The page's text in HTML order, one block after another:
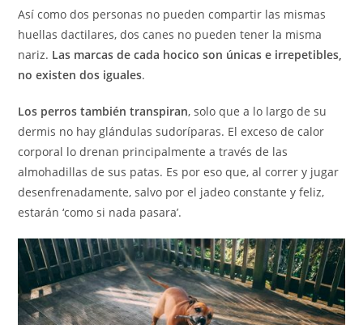
Así como dos personas no pueden compartir las mismas
huellas dactilares, dos canes no pueden tener la misma
nariz. Las marcas de cada hocico son únicas e irrepetibles,
no existen dos iguales.
Los perros también transpiran, solo que a lo largo de su
dermis no hay glándulas sudoríparas. El exceso de calor
corporal lo drenan principalmente a través de las
almohadillas de sus patas. Es por eso que, al correr y jugar
desenfrenadamente, salvo por el jadeo constante y feliz,
estarán ‘como si nada pasara’.